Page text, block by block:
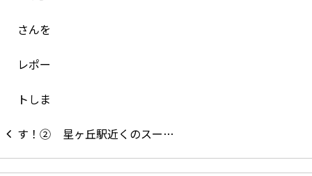
星ヶ丘駅近くのスー…